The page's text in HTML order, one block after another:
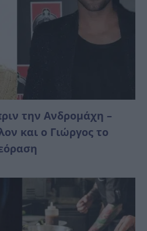
την Ανδρομάχη –
και ο Γιώργος το